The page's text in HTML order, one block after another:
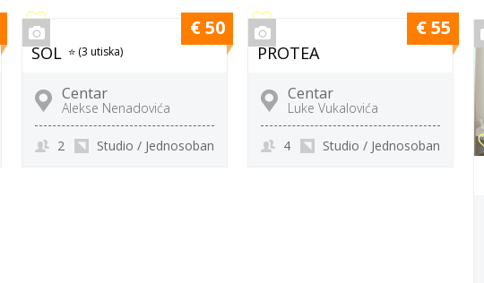
SOL ⭐ (3 utiska)
Centar
Alekse Nenadovića
Studio / Jednosoban
2
€ 50
PROTEA
Centar
Luke Vukalovića
Studio / Jednosoban
4
€ 55